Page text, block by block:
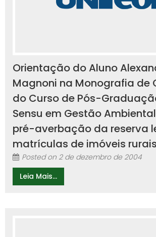
Orientação do Aluno
Magnoni na Monografia de
do Curso de Pós-
Sensu em Gestão
pré-averbação da reserva
matrículas de imóveis
Posted on 2 de dezembro de 2004
Leia Mais...